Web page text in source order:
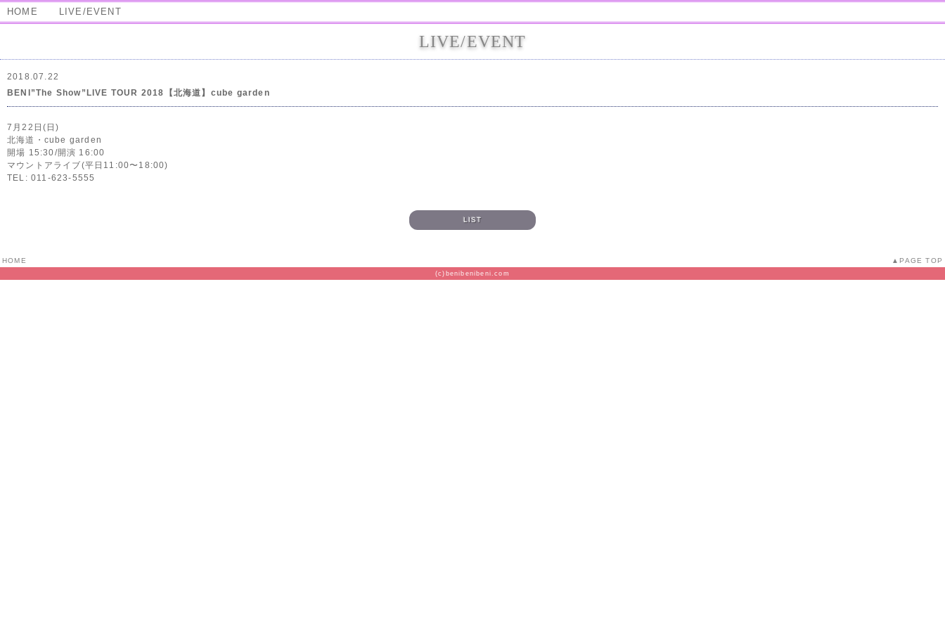
HOME LIVE/EVENT
LIVE/EVENT
2018.07.22
BENI”The Show”LIVE TOUR 2018【北海道】cube garden
7月22日(日)
北海道・cube garden
開場 15:30/開演 16:00
マウントアライブ(平日11:00〜18:00)
TEL: 011-623-5555
LIST
HOME PAGE TOP
(c)benibenibeni.com